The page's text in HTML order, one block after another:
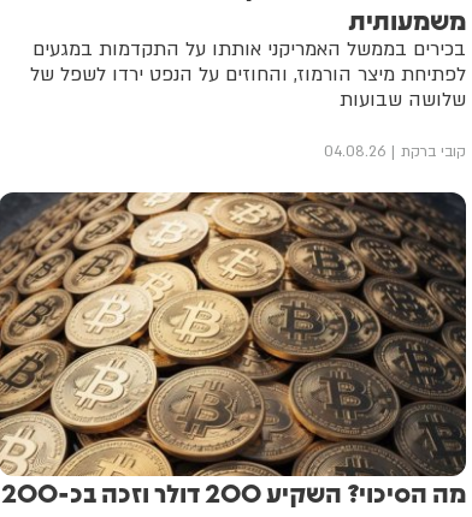
משמעותית
בכירים בממשל האמריקני אותתו על התקדמות במגעים
לפתיחת מיצר הורמוז, והחוזים על הנפט ירדו לשפל של
שלושה שבועות
קובי ברקת 04.08.26
מה הסיכוי? השקיע 200 דולר וזכה בכ-200